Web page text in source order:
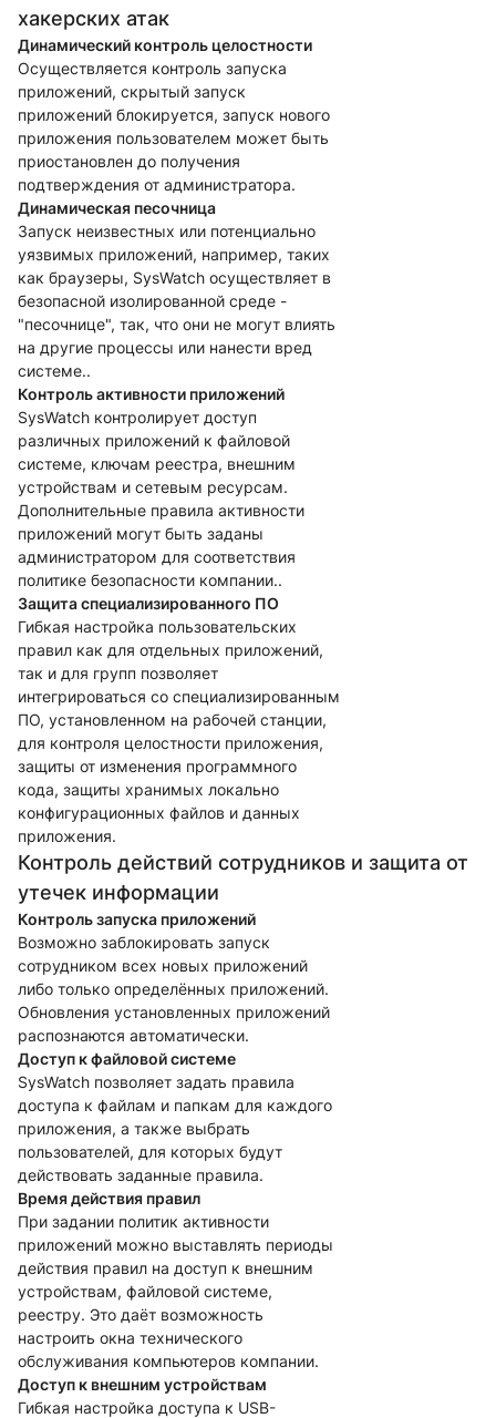
хакерских атак
Динамический контроль целостности
Осуществляется контроль запуска
приложений, скрытый запуск
приложений блокируется, запуск нового
приложения пользователем может быть
приостановлен до получения
подтверждения от администратора.
Динамическая песочница
Запуск неизвестных или потенциально
уязвимых приложений, например, таких
как браузеры, SysWatch осуществляет в
безопасной изолированной среде -
"песочнице", так, что они не могут влиять
на другие процессы или нанести вред
системе..
Контроль активности приложений
SysWatch контролирует доступ
различных приложений к файловой
системе, ключам реестра, внешним
устройствам и сетевым ресурсам.
Дополнительные правила активности
приложений могут быть заданы
администратором для соответствия
политике безопасности компании..
Защита специализированного ПО
Гибкая настройка пользовательских
правил как для отдельных приложений,
так и для групп позволяет
интегрироваться со специализированным
ПО, установленном на рабочей станции,
для контроля целостности приложения,
защиты от изменения программного
кода, защиты хранимых локально
конфигурационных файлов и данных
приложения.
Контроль действий сотрудников и защита от
утечек информации
Контроль запуска приложений
Возможно заблокировать запуск
сотрудником всех новых приложений
либо только определённых приложений.
Обновления установленных приложений
распознаются автоматически.
Доступ к файловой системе
SysWatch позволяет задать правила
доступа к файлам и папкам для каждого
приложения, а также выбрать
пользователей, для которых будут
действовать заданные правила.
Время действия правил
При задании политик активности
приложений можно выставлять периоды
действия правил на доступ к внешним
устройствам, файловой системе,
реестру. Это даёт возможность
настроить окна технического
обслуживания компьютеров компании.
Доступ к внешним устройствам
Гибкая настройка доступа к USB-